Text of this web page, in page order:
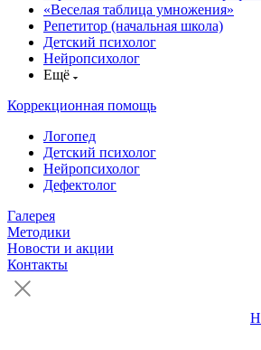
«Веселая таблица умножения»
Репетитор (начальная школа)
Детский психолог
Нейропсихолог
Ещё
Коррекционная помощь
Логопед
Детский психолог
Нейропсихолог
Дефектолог
Галерея
Методики
Новости и акции
Контакты